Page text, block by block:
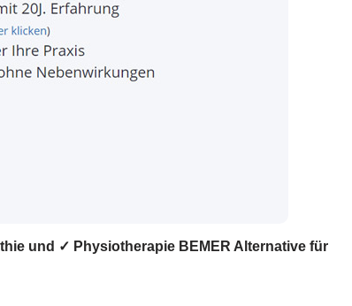
und ✓ Physiotherapie BEMER Alternative für